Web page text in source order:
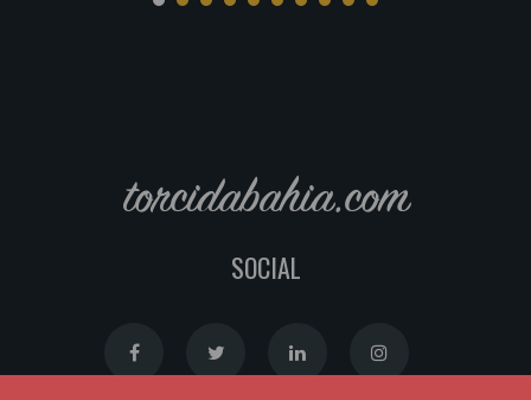
torcidabahia.com
SOCIAL